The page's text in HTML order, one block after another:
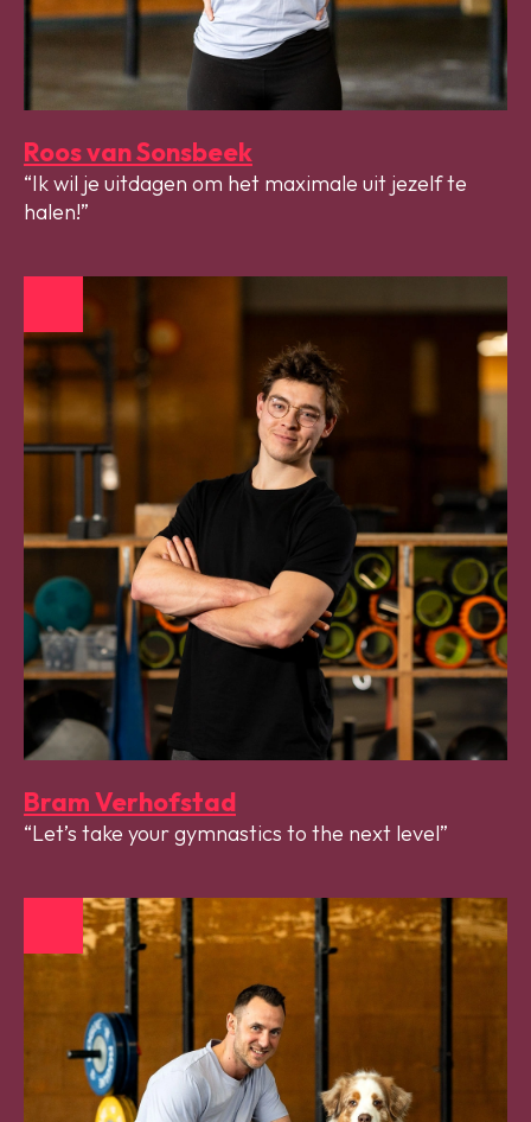
Roos van Sonsbeek
Ik wil je uitdagen om het maximale uit jezelf te
halen!
Bram Verhofstad
Let’s take your gymnastics to the next level